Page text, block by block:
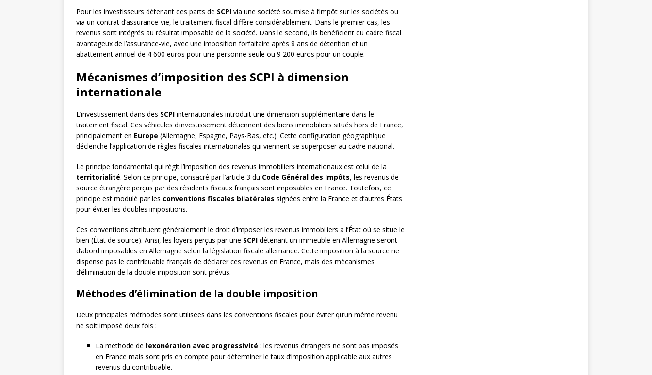
Pour les investisseurs détenant des parts de SCPI via une société soumise à l’impôt sur les sociétés ou
via un contrat d’assurance-vie, le traitement fiscal diffère considérablement. Dans le premier cas, les
revenus sont intégrés au résultat imposable de la société. Dans le second, ils bénéficient du cadre fiscal
avantageux de l’assurance-vie, avec une imposition forfaitaire après 8 ans de détention et un
abattement annuel de 4 600 euros pour une personne seule ou 9 200 euros pour un couple.
Mécanismes d’imposition des SCPI à dimension
internationale
L’investissement dans des SCPI internationales introduit une dimension supplémentaire dans le
traitement fiscal. Ces véhicules d’investissement détiennent des biens immobiliers situés hors de France,
principalement en Europe (Allemagne, Espagne, Pays-Bas, etc.). Cette configuration géographique
déclenche l’application de règles fiscales internationales qui viennent se superposer au cadre national.
Le principe fondamental qui régit l’imposition des revenus immobiliers internationaux est celui de la
territorialité. Selon ce principe, consacré par l’article 3 du Code Général des Impôts, les revenus de
source étrangère perçus par des résidents fiscaux français sont imposables en France. Toutefois, ce
principe est modulé par les conventions fiscales bilatérales signées entre la France et d’autres États
pour éviter les doubles impositions.
Ces conventions attribuent généralement le droit d’imposer les revenus immobiliers à l’État où se situe le
bien (État de source). Ainsi, les loyers perçus par une SCPI détenant un immeuble en Allemagne seront
d’abord imposables en Allemagne selon la législation fiscale allemande. Cette imposition à la source ne
dispense pas le contribuable français de déclarer ces revenus en France, mais des mécanismes
d’élimination de la double imposition sont prévus.
Méthodes d’élimination de la double imposition
Deux principales méthodes sont utilisées dans les conventions fiscales pour éviter qu’un même revenu
ne soit imposé deux fois :
La méthode de l’exonération avec progressivité : les revenus étrangers ne sont pas imposés
en France mais sont pris en compte pour déterminer le taux d’imposition applicable aux autres
revenus du contribuable.